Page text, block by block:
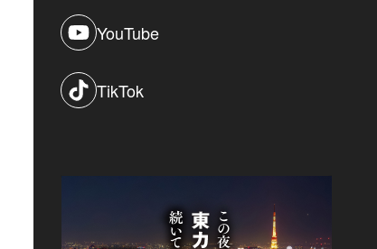
YouTube
TikTok